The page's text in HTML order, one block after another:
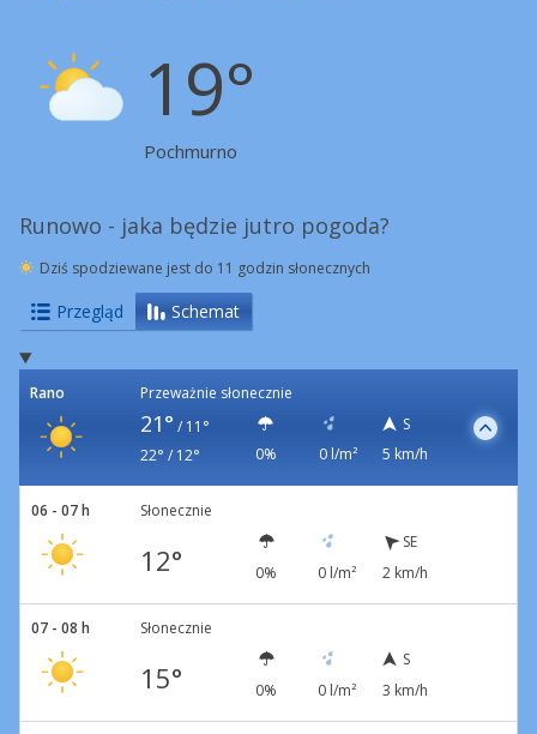
19°
Pochmurno
Runowo - jaka będzie jutro pogoda?
Dziś spodziewane jest do 11 godzin słonecznych
Przegląd Schemat
Rano Przeważnie słonecznie
21° / 11°
22° / 12°
0% 0 l/m²
S
5 km/h
06 - 07 h Słonecznie
12° 0% 0 l/m²
SE
2 km/h
07 - 08 h Słonecznie
15° 0% 0 l/m²
S
3 km/h